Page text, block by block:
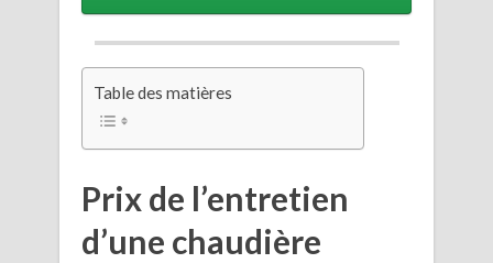
Table des matières
Prix de l’entretien
d’une chaudière